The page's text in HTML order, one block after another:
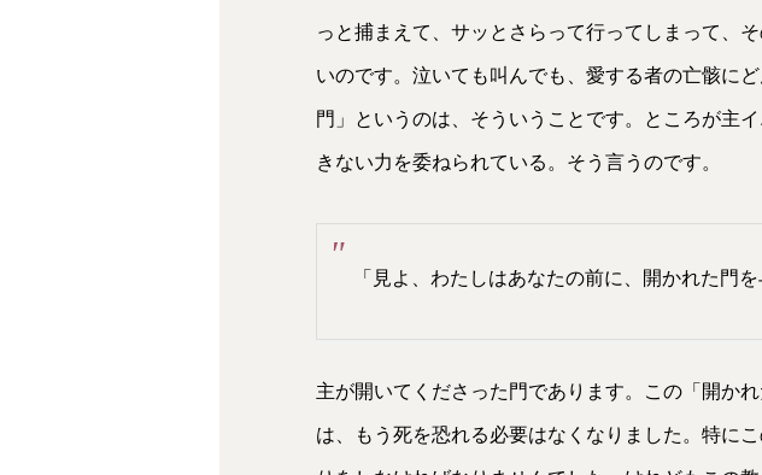
っと捕まえて、サッとさらって行ってしまって、
いのです。泣いても叫んでも、愛する者の亡骸に
門」というのは、そういうことです。ところが主
きない力を委ねられている。そう言うのです。
「見よ、わたしはあなたの前に、開かれた門
主が開いてくださった門であります。この「開か
は、もう死を恐れる必要はなくなりました。特に